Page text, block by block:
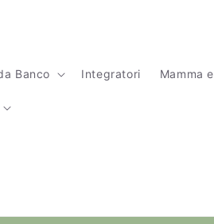
Banco Integratori Mamma